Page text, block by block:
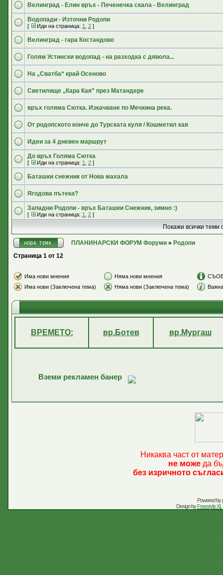
Велинград - Елин връх - Печенечка скала - Велинград
Водопади - Източни Родопи
[ Иди на страница: 1 2 ]
Велинград - гара Костандово
Голям Устински водопад - на разходка с дявола...
На „Сватба“ край Осеново
Светилище „Кара Кая” през Матандере
връх голяма Сютка. Изкачване по Мечкина река.
От родопското конче до Турската куля / Кошметил кая
Идеи за 4 дневен маршрут
До връх Голяма Сютка
[ Иди на страница: 1 2 ]
Баташки снежник от Нова махала
Ягодова пътека?
Западни Родопи - връх Баташки Снежник, зимно :)
[ Иди на страница: 1 2 ]
Покажи всички теми
ПЛАНИНАРСКИ ФОРУМ Форуми » Родопи
Страница 1 от 12
Има нови мнения Няма нови мнения
Има нови (Заключена тема)
Няма нови (Заключена тема)
ВРЕМЕТО: вр.Ботев вр.Мургаш
Вземи рекламен банер
Никаква част от
не може да
без изричното
Powered by
Design byFreestyle XL